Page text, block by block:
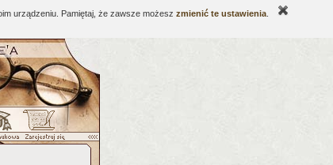
urządzeniu. Pamiętaj, że zawsze możesz zmienić te ustawienia